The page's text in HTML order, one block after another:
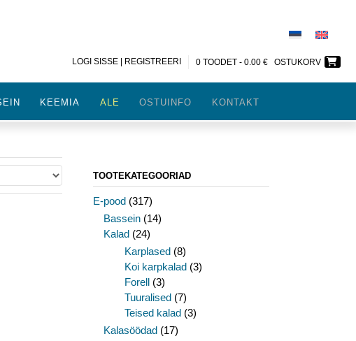
LOGI SISSE | REGISTREERI 0 TOODET - 0.00 € OSTUKORV
KEEMIA ALE OSTUINFO KONTAKT
TOOTEKATEGOORIAD
E-pood (317)
Bassein (14)
Kalad (24)
Karplased (8)
Koi karpkalad (3)
Forell (3)
Tuuralised (7)
Teised kalad (3)
Kalasöödad (17)